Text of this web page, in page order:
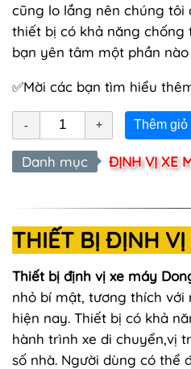
cũng lo lắng nên chúng tôi
thiết bị có khả năng
bạn yên tâm một phần nào
✅Mời các bạn tìm hiểu
Thêm giỏ
Danh mục ĐỊNH VỊ XE
THIẾT BỊ ĐỊNH VỊ
Thiết bị định vị xe máy
nhỏ bí mật, tương thích với
hiện nay. Thiết bị có khả
hành trình xe di chuyển,vị
số nhà. Người dùng có thể